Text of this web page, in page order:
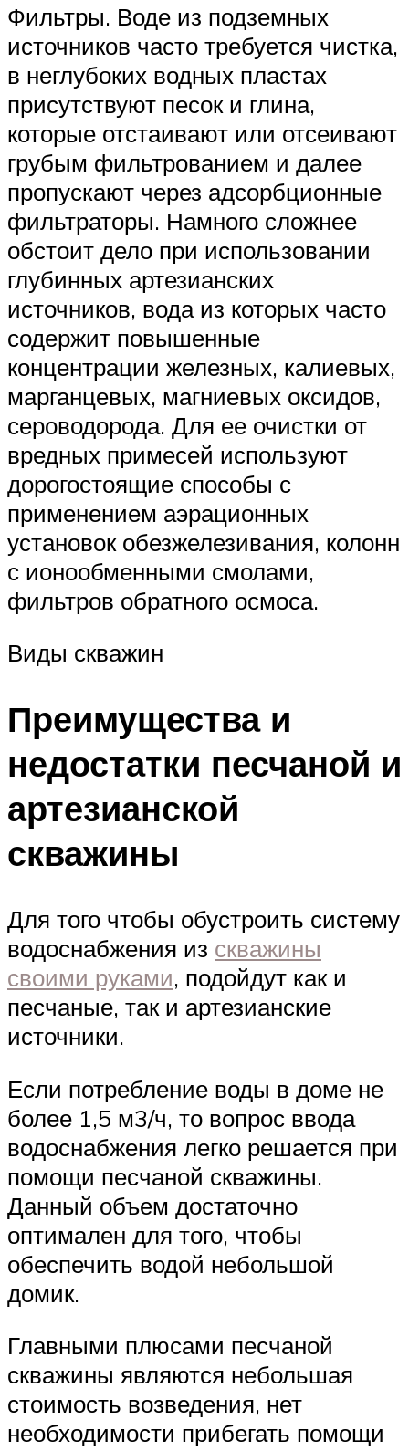
Фильтры. Воде из подземных
источников часто требуется чистка,
в неглубоких водных пластах
присутствуют песок и глина,
которые отстаивают или отсеивают
грубым фильтрованием и далее
пропускают через адсорбционные
фильтраторы. Намного сложнее
обстоит дело при использовании
глубинных артезианских
источников, вода из которых часто
содержит повышенные
концентрации железных, калиевых,
марганцевых, магниевых оксидов,
сероводорода. Для ее очистки от
вредных примесей используют
дорогостоящие способы с
применением аэрационных
установок обезжелезивания, колонн
с ионообменными смолами,
фильтров обратного осмоса.
Виды скважин
Преимущества и
недостатки песчаной и
артезианской
скважины
Для того чтобы обустроить систему
водоснабжения из скважины
своими руками, подойдут как и
песчаные, так и артезианские
источники.
Если потребление воды в доме не
более 1,5 м3/ч, то вопрос ввода
водоснабжения легко решается при
помощи песчаной скважины.
Данный объем достаточно
оптимален для того, чтобы
обеспечить водой небольшой
домик.
Главными плюсами песчаной
скважины являются небольшая
стоимость возведения, нет
необходимости прибегать помощи